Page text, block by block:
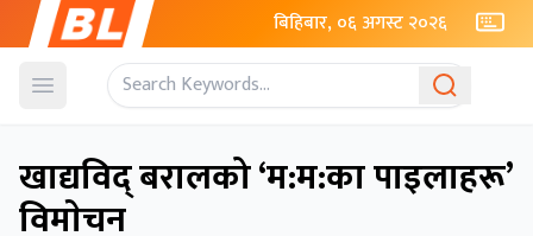
बिहिबार, ०६ अगस्ट २०२६
Open menu
खाद्यविद् बरालको ‘म:म:का पाइलाहरू’
विमाेचन